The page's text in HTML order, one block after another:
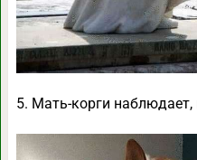
5. Мать-корги